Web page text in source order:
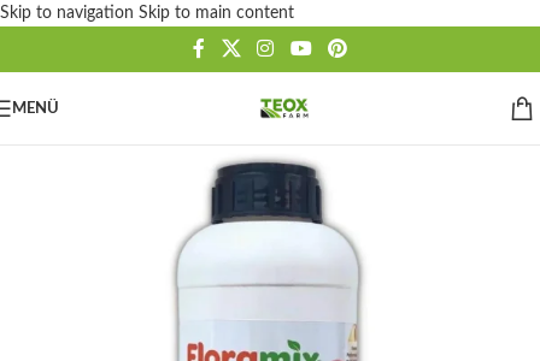
Skip to navigation Skip to main content
MENÜ